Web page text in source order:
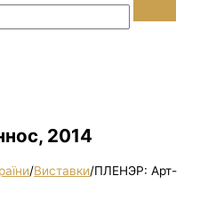
2014
/Виставки/ПЛЕНЭР: Арт-